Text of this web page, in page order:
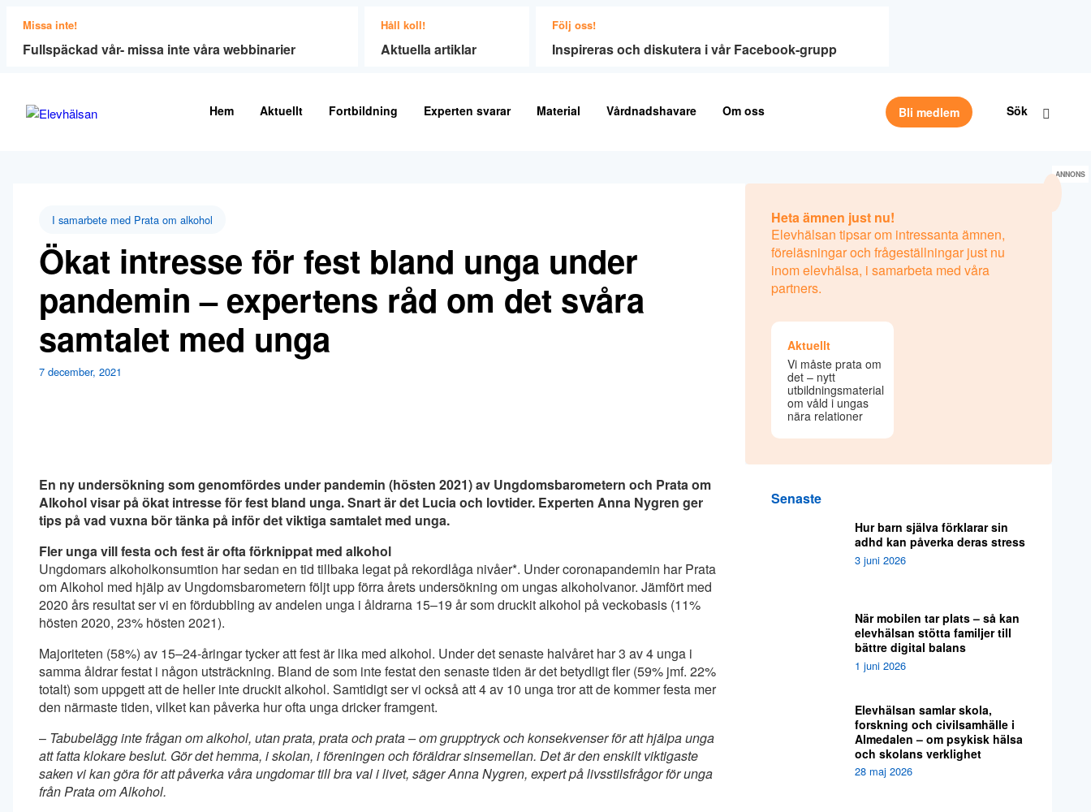
Missa inte!
Fullspäckad vår- missa inte våra webbinarier
Håll koll!
Aktuella artiklar
Följ oss!
Inspireras och diskutera i vår Facebook-grupp
Hem Aktuellt Fortbildning Experten svarar Material Vårdnadshavare Om oss Bli medlem Sök
I samarbete med Prata om alkohol
Ökat intresse för fest bland unga under
pandemin – expertens råd om det svåra
samtalet med unga
7 december, 2021
En ny undersökning som genomfördes under pandemin (hösten 2021) av Ungdomsbarometern och Prata om
Alkohol visar på ökat intresse för fest bland unga. Snart är det Lucia och lovtider. Experten Anna Nygren ger
tips på vad vuxna bör tänka på inför det viktiga samtalet med unga.
Fler unga vill festa och fest är ofta förknippat med alkohol
Ungdomars alkoholkonsumtion har sedan en tid tillbaka legat på rekordlåga nivåer*. Under coronapandemin har Prata
om Alkohol med hjälp av Ungdomsbarometern följt upp förra årets undersökning om ungas alkoholvanor. Jämfört med
2020 års resultat ser vi en fördubbling av andelen unga i åldrarna 15–19 år som druckit alkohol på veckobasis (11%
hösten 2020, 23% hösten 2021).
Majoriteten (58%) av 15–24-åringar tycker att fest är lika med alkohol. Under det senaste halvåret har 3 av 4 unga i
samma åldrar festat i någon utsträckning. Bland de som inte festat den senaste tiden är det betydligt fler (59% jmf. 22%
totalt) som uppgett att de heller inte druckit alkohol. Samtidigt ser vi också att 4 av 10 unga tror att de kommer festa mer
den närmaste tiden, vilket kan påverka hur ofta unga dricker framgent.
– Tabubelägg inte frågan om alkohol, utan prata, prata och prata – om grupptryck och konsekvenser för att hjälpa unga
att fatta klokare beslut. Gör det hemma, i skolan, i föreningen och föräldrar sinsemellan. Det är den enskilt viktigaste
saken vi kan göra för att påverka våra ungdomar till bra val i livet, säger Anna Nygren, expert på livsstilsfrågor för unga
från Prata om Alkohol.
Heta ämnen just nu!
Elevhälsan tipsar om intressanta ämnen,
föreläsningar och frågeställningar just nu
inom elevhälsa, i samarbeta med våra
partners.
Aktuellt
Vi måste prata om
det – nytt
utbildningsmaterial
om våld i ungas
nära relationer
Senaste
Hur barn själva förklarar sin
adhd kan påverka deras stress
3 juni 2026
När mobilen tar plats – så kan
elevhälsan stötta familjer till
bättre digital balans
1 juni 2026
Elevhälsan samlar skola,
forskning och civilsamhälle i
Almedalen – om psykisk hälsa
och skolans verklighet
28 maj 2026
ANNONS